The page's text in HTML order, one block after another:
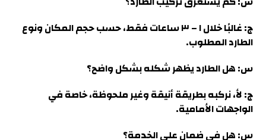
ج: غالبًا خلال ١ – ٣ ساعات فقط، حسب حجم المكان ونوع
الطارد المطلوب.
س: هل الطارد يظهر شكله بشكل واضح؟
ج: لأ، نركبه بطريقة أنيقة وغير ملحوظة، خاصة في
الواجهات الأمامية.
س: هل في ضمان على الخدمة؟